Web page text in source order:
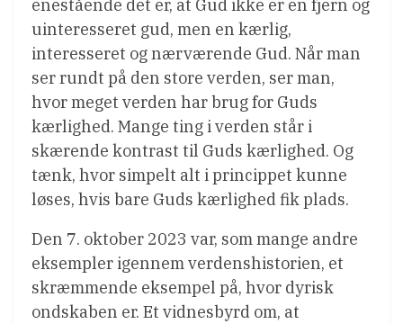
enestående det er, at Gud ikke er en fjern og
uinteresseret gud, men en kærlig,
interesseret og nærværende Gud. Når man
ser rundt på den store verden, ser man,
hvor meget verden har brug for Guds
kærlighed. Mange ting i verden står i
skærende kontrast til Guds kærlighed. Og
tænk, hvor simpelt alt i princippet kunne
løses, hvis bare Guds kærlighed fik plads.
Den 7. oktober 2023 var, som mange andre
eksempler igennem verdenshistorien, et
skræmmende eksempel på, hvor dyrisk
ondskaben er. Et vidnesbyrd om, at